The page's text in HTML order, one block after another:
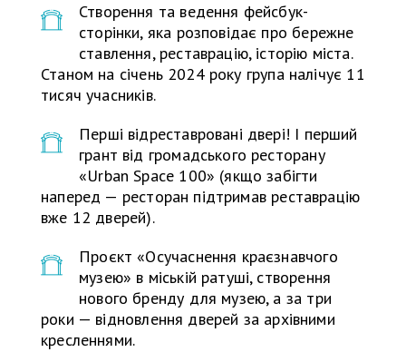
Створення та ведення фейсбук-
сторінки, яка розповідає про бережне
ставлення, реставрацію, історію міста.
Станом на січень 2024 року група налічує 11
тисяч учасників.
Перші відреставровані двері! І перший
грант від громадського ресторану
«Urban Space 100» (якщо забігти
наперед — ресторан підтримав реставрацію
вже 12 дверей).
Проєкт «Осучаснення краєзнавчого
музею» в міській ратуші, створення
нового бренду для музею, а за три
роки — відновлення дверей за архівними
кресленнями.